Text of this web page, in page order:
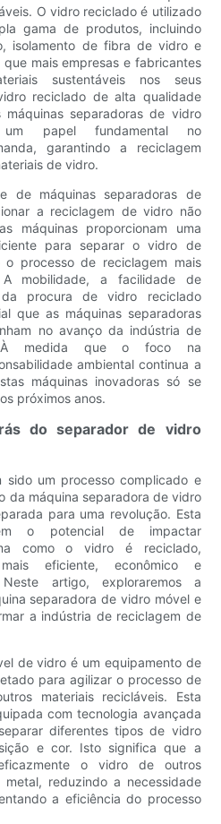
O vidro reciclado é utilizado
gama de produtos, incluindo
isolamento de fibra de vidro e
mais empresas e fabricantes
sustentáveis ​​nos seus
reciclado de alta qualidade
máquinas separadoras de vidro
um papel fundamental no
garantindo a reciclagem
de vidro.
de máquinas separadoras de
a reciclagem de vidro não
máquinas proporcionam uma
para separar o vidro de
o processo de reciclagem mais
mobilidade, a facilidade de
procura de vidro reciclado
que as máquinas separadoras
no avanço da indústria de
À medida que o foco na
ambiental continua a
máquinas inovadoras só se
próximos anos.
do separador de vidro
um processo complicado e
da máquina separadora de vidro
para uma revolução. Esta
o potencial de impactar
como o vidro é reciclado,
eficiente, econômico e
artigo, exploraremos a
separadora de vidro móvel e
a indústria de reciclagem de
de vidro é um equipamento de
para agilizar o processo de
materiais recicláveis. Esta
com tecnologia avançada
diferentes tipos de vidro
e cor. Isto significa que a
o vidro de outros
reduzindo a necessidade
a eficiência do processo